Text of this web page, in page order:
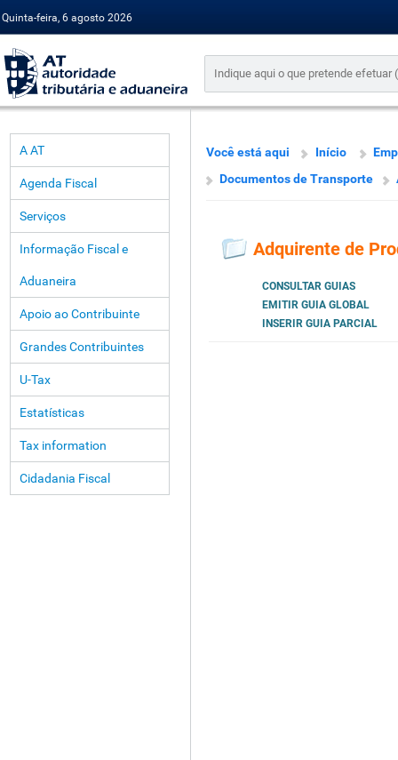
Quinta-feira, 6 agosto 2026
A AT
Agenda Fiscal
Serviços
Informação Fiscal e
Aduaneira
Apoio ao Contribuinte
Grandes Contribuintes
U-Tax
Estatísticas
Tax information
Cidadania Fiscal
Você está aqui Início
Documentos de Transporte
Adquirente de
CONSULTAR GUIAS
EMITIR GUIA GLOBAL
INSERIR GUIA PARCIAL